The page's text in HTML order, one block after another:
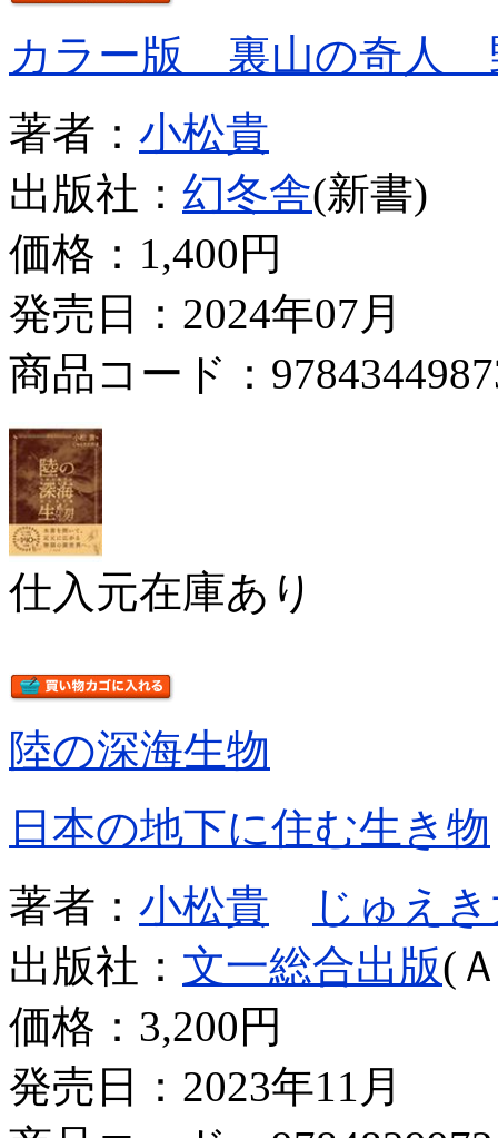
カラー版 裏山の奇人
著者： 小松貴
出版社： 幻冬舎(新書)
価格： 1,400円
発売日：2024年07月
商品コード：
仕入元在庫あり
陸の深海生物
日本の地下に住む生き物
著者： 小松貴
じゅえ
出版社： 文一総合出版(
価格： 3,200円
発売日：2023年11月